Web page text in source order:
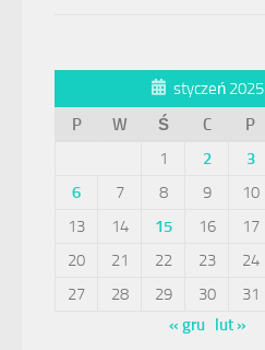
styczeń 2025
P
W Ś C P
1
2 3
6
7 8 9 10
13
14 15 16 17
20
21 22 23 24
27
28 29 30
31
« gru lut »